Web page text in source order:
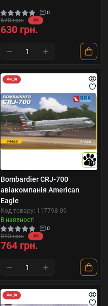
0
670 грн. -6%
630 грн.
Акція
10
Bombardier CRJ-700
авіакомпанія American
Eagle
Код товару: 117798-09
В наявності
0
813 грн. -6%
764 грн.
Акція